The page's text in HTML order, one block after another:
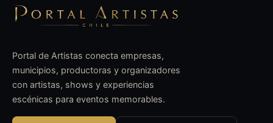
Portal de Artistas conecta empresas,
municipios, productoras y organizadores
con artistas, shows y experiencias
escénicas para eventos memorables.